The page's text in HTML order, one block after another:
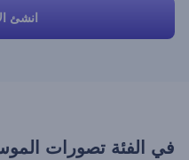
انشئ
في الفئة تصورات